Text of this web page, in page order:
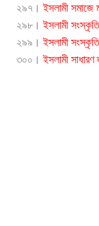
২৯৭।ইসলামী সমাজে
২৯৮।ইসলামী
২৯৯।ইসলামী
৩০০।ইসলামী সাধারণ